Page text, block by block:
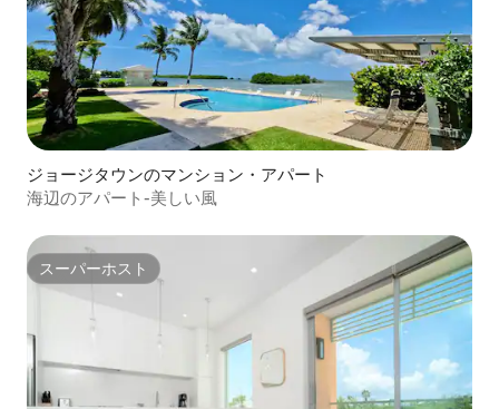
ジョージタウンのマンション・アパート
海辺のアパート-美しい風
スーパーホスト
スーパーホスト